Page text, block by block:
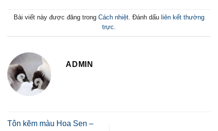
Bài viết này được đăng trong Cách nhiệt. Đánh dấu liên kết thường
trực.
ADMIN
Tôn kẽm màu Hoa Sen –